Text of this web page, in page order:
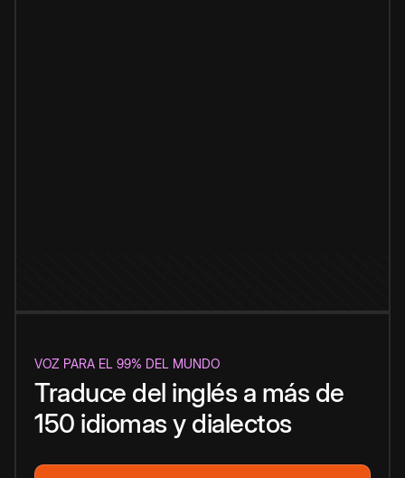
VOZ PARA EL 99% DEL MUNDO
Traduce del inglés a más de
150 idiomas y dialectos